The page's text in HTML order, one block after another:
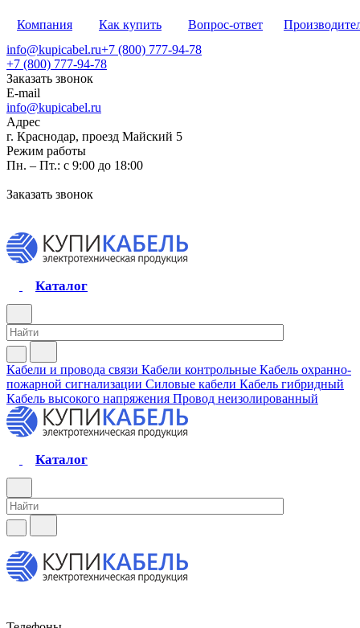
Компания Как купить Вопрос-ответ
info@kupicabel.ru+7 (800) 777-94-78
+7 (800) 777-94-78
Заказать звонок
E-mail
info@kupicabel.ru
Адрес
г. Краснодар, проезд Майский 5
Режим работы
Пн. – Пт.: с 9:00 до 18:00
Заказать звонок
Каталог
Кабели и провода связи Кабели контрольные Кабель охранно-
пожарной сигнализации Силовые кабели Кабель гибридный
Кабель высокого напряжения Провод неизолированный
Каталог